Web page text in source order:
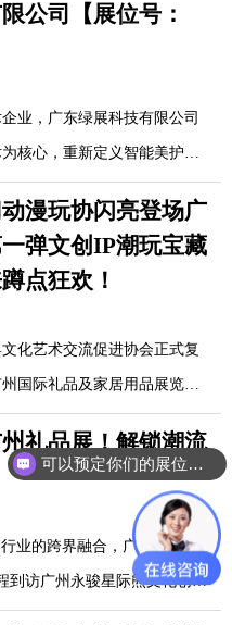
，且拥有FSC国际森林认
管理体系认证，可提供从设
公司【展位号：
业，广东绿展科技有限公司
核心，重新定义智能美护边
搭载全球首款仿生电场芯
封装技术迁移至美护领域，
。通过多相电场与表皮生物
共生美肤"新纪元。
漫玩协闪亮登场广
弹文创IP潮玩宝藏
点狂欢！
化艺术交流促进协会正式复
国际礼品及家居用品展览
、IP 授权及文化用品展览会
展”）的支持单位！
礼品展！解锁潮流
业的跨界融合，广州礼品展
到访广州永骏星际熊文化创意
熊董事长张素勇先生及其核
可以预定你们的展位吗？